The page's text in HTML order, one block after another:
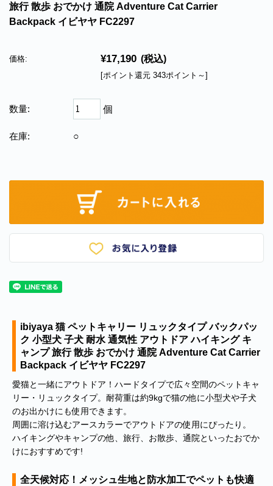
旅行 散歩 おでかけ 通院 Adventure Cat Carrier
Backpack イビヤヤ FC2297
価格: ¥17,190 (税込)
[ポイント還元 343ポイント～]
数量: 個
在庫: ○
ibiyaya 猫 ペットキャリー リュックタイプ バックパッ
ク 小型犬 子犬 耐水 通気性 アウトドア ハイキング キ
ャンプ 旅行 散歩 おでかけ 通院 Adventure Cat Carrier
Backpack イビヤヤ FC2297
愛猫と一緒にアウトドア！ハードタイプで広々空間のペットキャ
リー・リュックタイプ。耐荷重は約9kgで猫の他に小型犬や子犬
のお出かけにも使用できます。
周囲に溶け込むアースカラーでアウトドアの使用にぴったり。
ハイキングやキャンプの他、旅行、お散歩、通院といったおでか
けにおすすめです!
全天候対応！メッシュ生地と防水加工でペットも快適